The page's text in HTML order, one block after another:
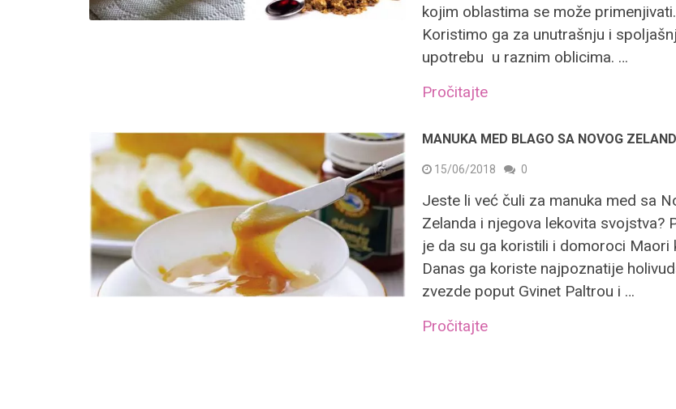
kojim oblastima se može primenjivati.
Koristimo ga za unutrašnju i
upotrebu u raznim oblicima. …
Pročitajte
MANUKA MED BLAGO SA NOVOG
15/06/2018 0
Jeste li već čuli za manuka med sa
Zelanda i njegova lekovita svojstva?
je da su ga koristili i domoroci Maori
Danas ga koriste najpoznatije
zvezde poput Gvinet Paltrou i …
Pročitajte